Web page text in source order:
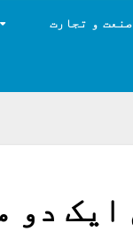
صنعت و تجارت
دو